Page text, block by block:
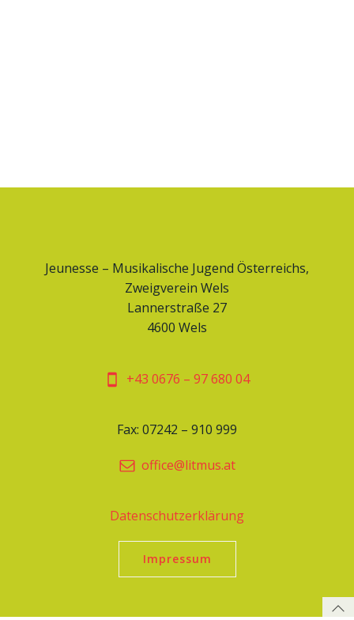
Jeunesse – Musikalische Jugend Österreichs,
Zweigverein Wels
Lannerstraße 27
4600 Wels
+43 0676 – 97 680 04
Fax: 07242 – 910 999
office@litmus.at
Datenschutzerklärung
Impressum